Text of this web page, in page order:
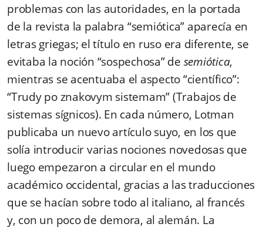
problemas con las autoridades, en la portada
de la revista la palabra “semiótica” aparecía en
letras griegas; el título en ruso era diferente, se
evitaba la noción “sospechosa” de semiótica,
mientras se acentuaba el aspecto “científico”:
“Trudy po znakovym sistemam” (Trabajos de
sistemas sígnicos). En cada número, Lotman
publicaba un nuevo artículo suyo, en los que
solía introducir varias nociones novedosas que
luego empezaron a circular en el mundo
académico occidental, gracias a las traducciones
que se hacían sobre todo al italiano, al francés
y, con un poco de demora, al alemán. La